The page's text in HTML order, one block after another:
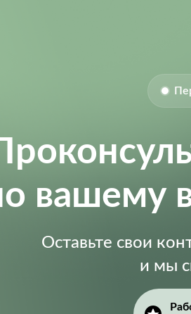
вашему
Оставьте свои
и мы